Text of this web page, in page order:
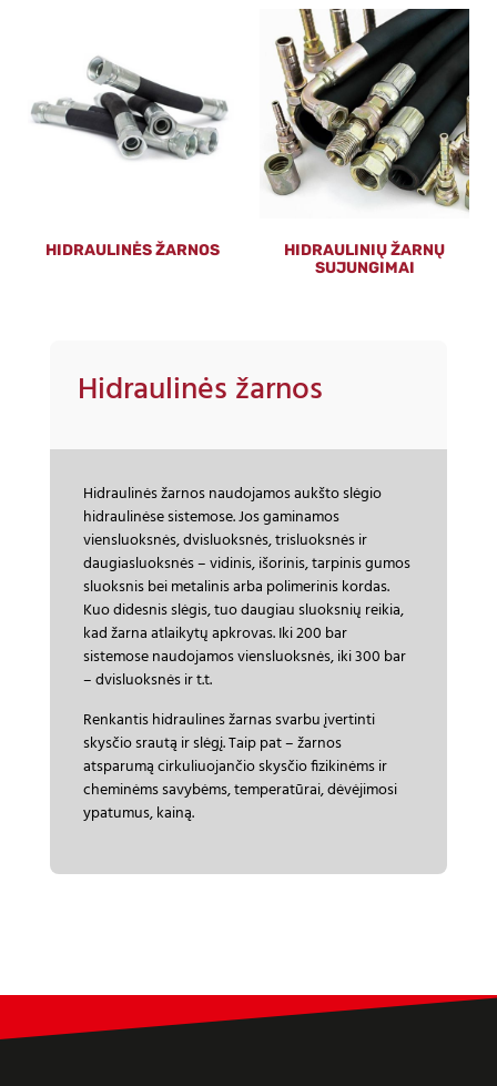
HIDRAULINĖS ŽARNOS
HIDRAULINIŲ ŽARNŲ
SUJUNGIMAI
Hidraulinės žarnos
Hidraulinės žarnos naudojamos aukšto slėgio
hidraulinėse sistemose. Jos gaminamos
viensluoksnės, dvisluoksnės, trisluoksnės ir
daugiasluoksnės – vidinis, išorinis, tarpinis gumos
sluoksnis bei metalinis arba polimerinis kordas.
Kuo didesnis slėgis, tuo daugiau sluoksnių reikia,
kad žarna atlaikytų apkrovas. Iki 200 bar
sistemose naudojamos viensluoksnės, iki 300 bar
– dvisluoksnės ir t.t.
Renkantis hidraulines žarnas svarbu įvertinti
skysčio srautą ir slėgį. Taip pat – žarnos
atsparumą cirkuliuojančio skysčio fizikinėms ir
cheminėms savybėms, temperatūrai, dėvėjimosi
ypatumus, kainą.